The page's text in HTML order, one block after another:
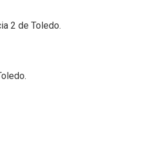
2 de Toledo.